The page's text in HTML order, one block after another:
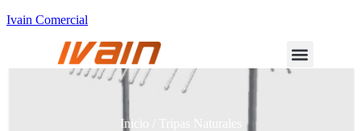
Ivain Comercial
Inicio